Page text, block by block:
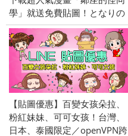
學」就送免費貼圖！となりの
怪物くん
【貼圖優惠】百變女孩朵拉、
粉紅妹妹、可可女孩！台灣、
日本、泰國限定／openVPN跨